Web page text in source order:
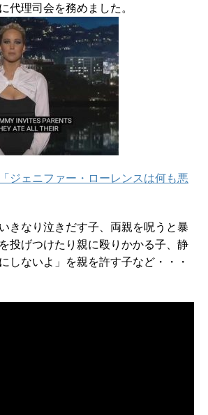
代理司会を務めました。
ジェニファー・ローレンスは何も悪
きなり泣きだす子、両親を呪うと暴
投げつけたり親に殴りかかる子、静
しないよ」を親を許す子など・・・